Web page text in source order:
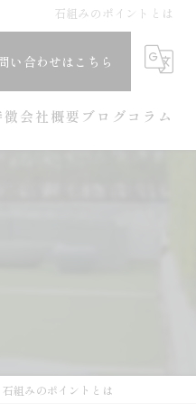
石組みのポイントとは
い合わせはこちら
会社概要 ブログ コラム
石組みのポイントとは